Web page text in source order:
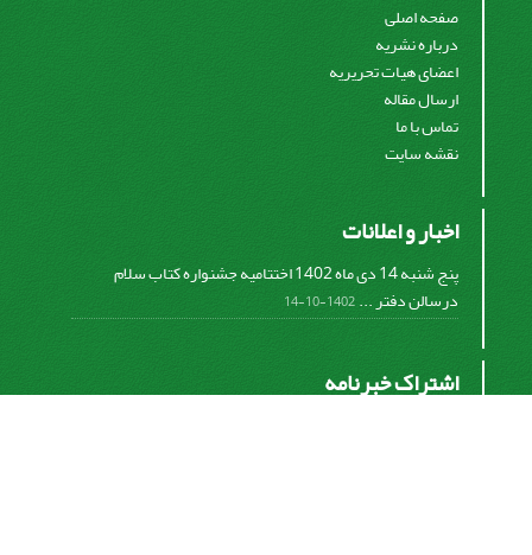
صفحه اصلی
درباره نشریه
اعضای هیات تحریریه
ارسال مقاله
تماس با ما
نقشه سایت
اخبار و اعلانات
پنج شنبه 14 دی ماه 1402 اختتامیه جشنواره کتاب سلام
درسالن دفتر ...1402-10-14
اشتراک خبرنامه